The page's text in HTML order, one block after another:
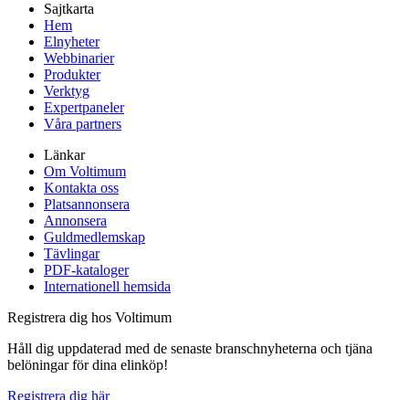
Sajtkarta
Hem
Elnyheter
Webbinarier
Produkter
Verktyg
Expertpaneler
Våra partners
Länkar
Om Voltimum
Kontakta oss
Platsannonsera
Annonsera
Guldmedlemskap
Tävlingar
PDF-kataloger
Internationell hemsida
Registrera dig hos Voltimum
Håll dig uppdaterad med de senaste branschnyheterna och tjäna
belöningar för dina elinköp!
Registrera dig här